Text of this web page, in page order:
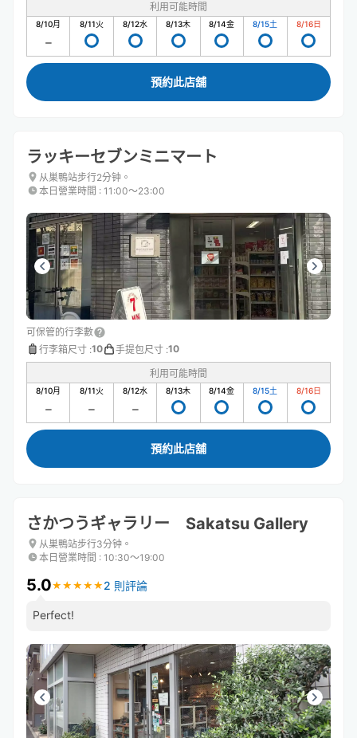
利用可能時間
8/10月 8/11火 8/12水 8/13木 8/14金 8/15土 8/16日
預約此店舖
ラッキーセブンミニマート
从巣鴨站步行2分钟。
本日營業時間 : 11:00〜23:00
可保管的行李數
行李箱尺寸 :10 手提包尺寸 :10
利用可能時間
8/10月 8/11火 8/12水 8/13木 8/14金 8/15土 8/16日
預約此店舖
さかつうギャラリー Sakatsu Gallery
从巣鴨站步行3分钟。
本日營業時間 : 10:30〜19:00
5.0★ ★ ★ ★ ★
★ ★ ★ ★ ★ 2 則評論
Perfect!